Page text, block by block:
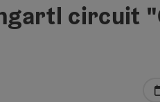
circuit